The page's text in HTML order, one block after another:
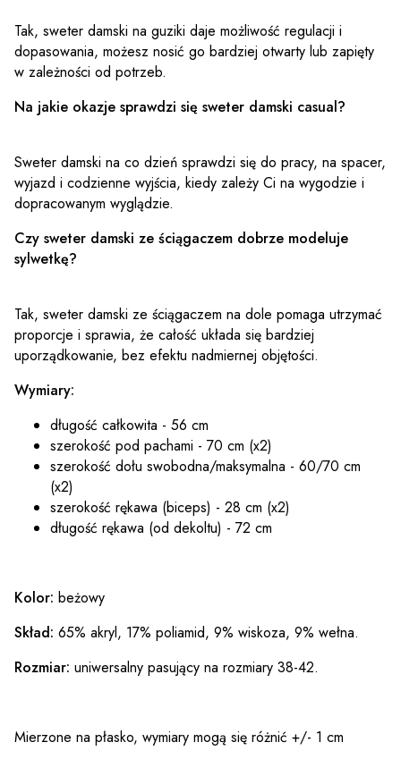
Tak, sweter damski na guziki daje możliwość regulacji i
dopasowania, możesz nosić go bardziej otwarty lub zapięty
w zależności od potrzeb.
Na jakie okazje sprawdzi się sweter damski casual?
Sweter damski na co dzień sprawdzi się do pracy, na spacer,
wyjazd i codzienne wyjścia, kiedy zależy Ci na wygodzie i
dopracowanym wyglądzie.
Czy sweter damski ze ściągaczem dobrze modeluje
sylwetkę?
Tak, sweter damski ze ściągaczem na dole pomaga utrzymać
proporcje i sprawia, że całość układa się bardziej
uporządkowanie, bez efektu nadmiernej objętości.
Wymiary:
długość całkowita - 56 cm
szerokość pod pachami - 70 cm (x2)
szerokość dołu swobodna/maksymalna - 60/70 cm
(x2)
szerokość rękawa (biceps) - 28 cm (x2)
długość rękawa (od dekoltu) - 72 cm
Kolor: beżowy
Skład: 65% akryl, 17% poliamid, 9% wiskoza, 9% wełna.
Rozmiar: uniwersalny pasujący na rozmiary 38-42.
Mierzone na płasko, wymiary mogą się różnić +/- 1 cm